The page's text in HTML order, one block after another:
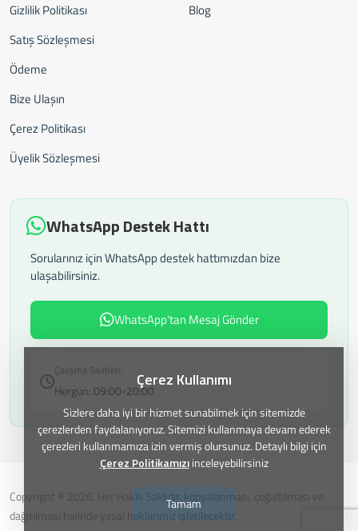
Gizlilik Politikası
Satış Sözleşmesi
Ödeme
Bize Ulaşın
Çerez Politikası
Üyelik Sözleşmesi
Blog
WhatsApp Destek Hattı
Sorularınız için WhatsApp destek hattımızdan bize
ulaşabilirsiniz.
WhatsApp'tan Mesaj Gönder
Çalışma Saatleri:
Hergün: 09:00-20:00
Copyright © 2026. Her Hakkı Saklıdır. kopyalanması, çoğaltılması ve
dağıtılması halinde yasal haklarımız işletilecektir.
Çerez Kullanımı
Sizlere daha iyi bir hizmet sunabilmek için sitemizde
çerezlerden faydalanıyoruz. Sitemizi kullanmaya devam ederek
çerezleri kullanmamıza izin vermiş olursunuz. Detaylı bilgi için
Çerez Politikamızıinceleyebilirsiniz
Tamam